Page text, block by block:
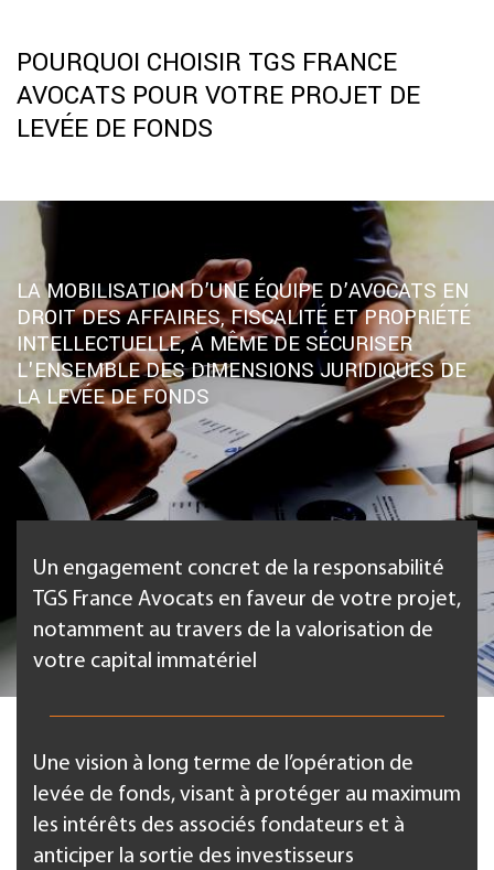
POURQUOI CHOISIR TGS FRANCE
AVOCATS POUR VOTRE PROJET DE
LEVÉE DE FONDS
LA MOBILISATION D’UNE ÉQUIPE D’AVOCATS EN
DROIT DES AFFAIRES, FISCALITÉ ET PROPRIÉTÉ
INTELLECTUELLE, À MÊME DE SÉCURISER
L'ENSEMBLE DES DIMENSIONS JURIDIQUES DE
LA LEVÉE DE FONDS
Un engagement concret de la responsabilité
TGS France Avocats en faveur de votre projet,
notamment au travers de la valorisation de
votre capital immatériel
Une vision à long terme de l’opération de
levée de fonds, visant à protéger au maximum
les intérêts des associés fondateurs et à
anticiper la sortie des investisseurs